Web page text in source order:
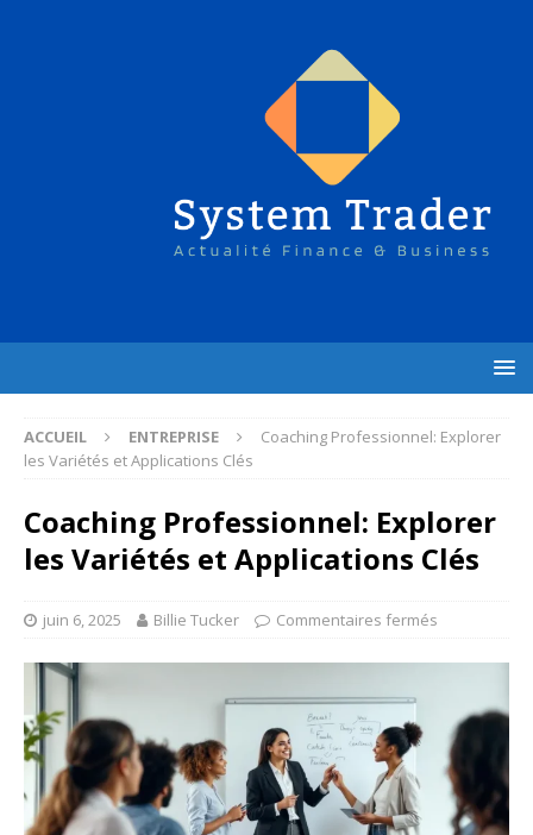
ACCUEIL ENTREPRISE
Coaching Professionnel: Explorer
les Variétés et Applications Clés
Coaching Professionnel: Explorer
les Variétés et Applications Clés
juin 6, 2025 Billie Tucker Commentaires fermés